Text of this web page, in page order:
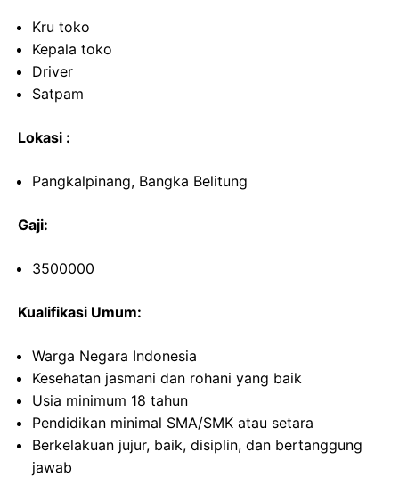
Kru toko
Kepala toko
Driver
Satpam
Lokasi :
Pangkalpinang, Bangka Belitung
Gaji:
3500000
Kualifikasi Umum:
Warga Negara Indonesia
Kesehatan jasmani dan rohani yang baik
Usia minimum 18 tahun
Pendidikan minimal SMA/SMK atau setara
Berkelakuan jujur, baik, disiplin, dan bertanggung
jawab